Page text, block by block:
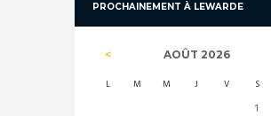
PROCHAINEMENT À LEWARDE
AOÛT 2026
L M M J V S
1